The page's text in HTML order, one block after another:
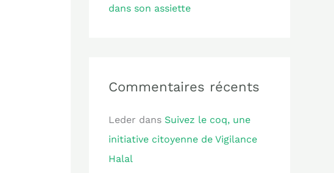
dans son assiette
Commentaires récents
Leder dans Suivez le coq, une
initiative citoyenne de Vigilance
Halal